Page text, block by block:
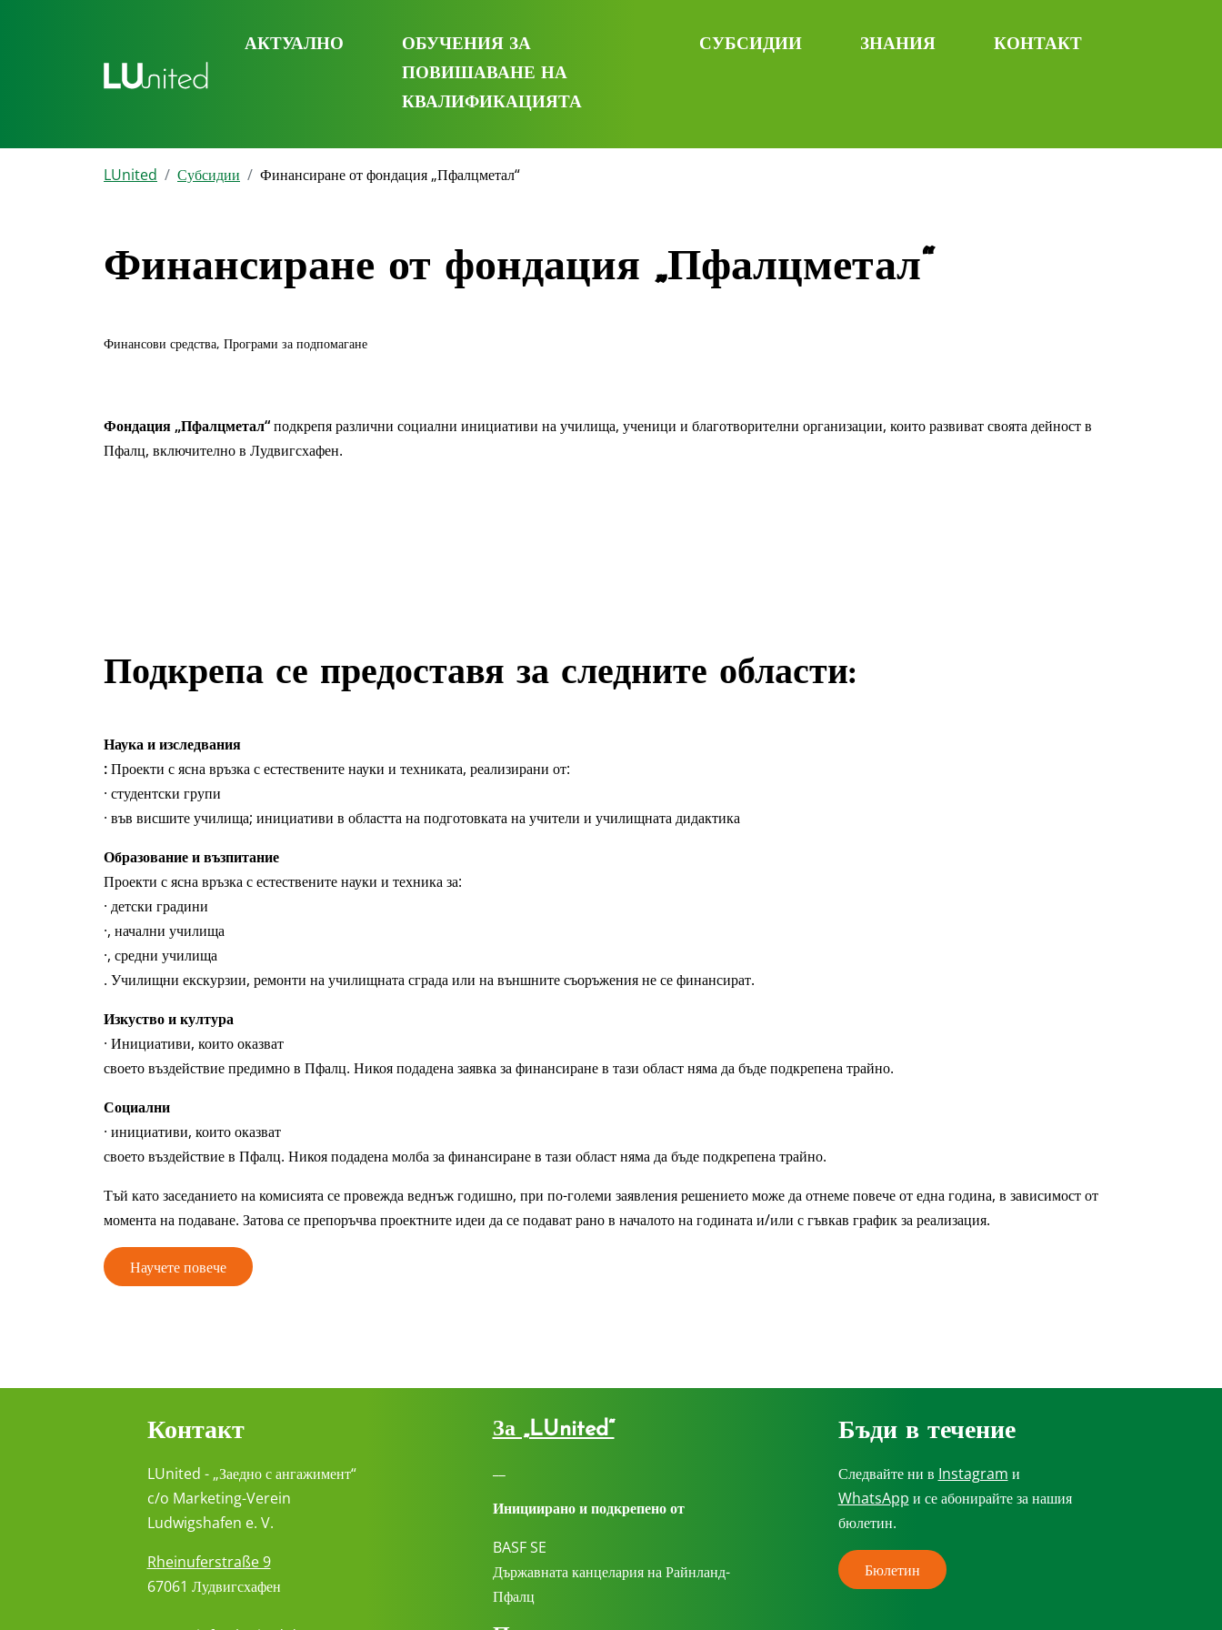
АКТУАЛНО
ОБУЧЕНИЯ ЗА
ПОВИШАВАНЕ НА
КВАЛИФИКАЦИЯТА
СУБСИДИИ ЗНАНИЯ КОНТАКТ
LUnited Субсидии Финансиране от фондация „Пфалцметал“
Финансиране от фондация „Пфалцметал“
Финансови средства, Програми за подпомагане
Фондация „Пфалцметал“подкрепя различни социални инициативи на училища, ученици и благотворителни организации, които развиват своята дейност в
Пфалц, включително в Лудвигсхафен.
Подкрепа се предоставя за следните области:
Наука и изследвания
:Проекти с ясна връзка с естествените науки и техниката, реализирани от:
· студентски групи
· във висшите училища; инициативи в областта на подготовката на учители и училищната дидактика
Образование и възпитание
Проекти с ясна връзка с естествените науки и техника за:
· детски градини
·, начални училища
·, средни училища
. Училищни екскурзии, ремонти на училищната сграда или на външните съоръжения не се финансират.
Изкуство и култура
· Инициативи, които оказват
своето въздействие предимно в Пфалц. Никоя подадена заявка за финансиране в тази област няма да бъде подкрепена трайно.
Социални
· инициативи, които оказват
своето въздействие в Пфалц. Никоя подадена молба за финансиране в тази област няма да бъде подкрепена трайно.
Тъй като заседанието на комисията се провежда веднъж годишно, при по-големи заявления решението може да отнеме повече от една година, в зависимост от
момента на подаване. Затова се препоръчва проектните идеи да се подават рано в началото на годината и/или с гъвкав график за реализация.
Научете повече
Контакт
LUnited - „Заедно с ангажимент“
c/o Marketing-Verein
Ludwigshafen e. V.
Rheinuferstraße 9
67061 Лудвигсхафен
За „LUnited“
Инициирано и подкрепено от
BASF SE
Държавната канцелария на Райнланд-
Пфалц
Бъди в течение
Следвайте ни в Instagram и
WhatsApp и се абонирайте за нашия
бюлетин.
Бюлетин